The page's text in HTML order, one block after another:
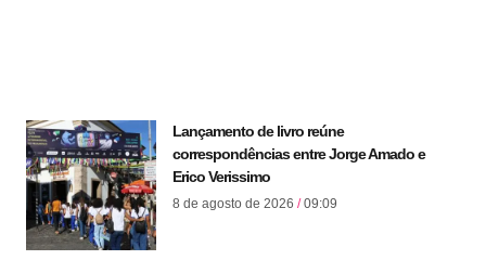
Lançamento de livro reúne
correspondências entre Jorge Amado e
Erico Verissimo
8 de agosto de 2026 09:09